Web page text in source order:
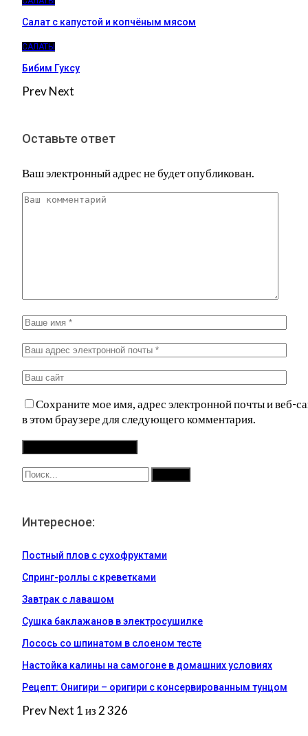
Салат с капустой и копчёным мясом
САЛАТЫ
Бибим Гуксу
PrevNext
Оставьте ответ
Ваш электронный адрес не будет опубликован.
Сохраните мое имя, адрес электронной почты и веб-
в этом браузере для следующего комментария.
Интересное:
Постный плов с сухофруктами
Спринг-роллы с креветками
Завтрак с лавашом
Сушка баклажанов в электросушилке
Лосось со шпинатом в слоеном тесте
Настойка калины на самогоне в домашних условиях
Рецепт: Онигири – оригири с консервированным тунцом
PrevNext 1 из 2 326